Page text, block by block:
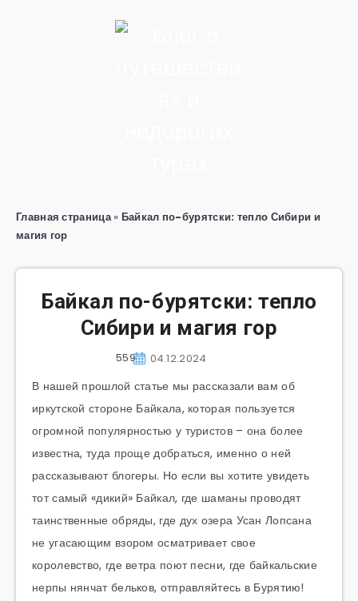
Главная страница» Байкал по-бурятски: тепло Сибири и
магия гор
Байкал по-бурятски: тепло
Сибири и магия гор
04.12.2024
559
В нашей прошлой статье мы рассказали вам об
иркутской стороне Байкала, которая пользуется
огромной популярностью у туристов – она более
известна, туда проще добраться, именно о ней
рассказывают блогеры. Но если вы хотите увидеть
тот самый «дикий» Байкал, где шаманы проводят
таинственные обряды, где дух озера Усан Лопсана
не угасающим взором осматривает свое
королевство, где ветра поют песни, где байкальские
нерпы нянчат бельков, отправляйтесь в Бурятию!